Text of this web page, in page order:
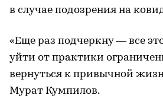
в случае подозрения на
«Еще раз подчеркну — все
уйти от практики
вернуться к привычной
Мурат Кумпилов.